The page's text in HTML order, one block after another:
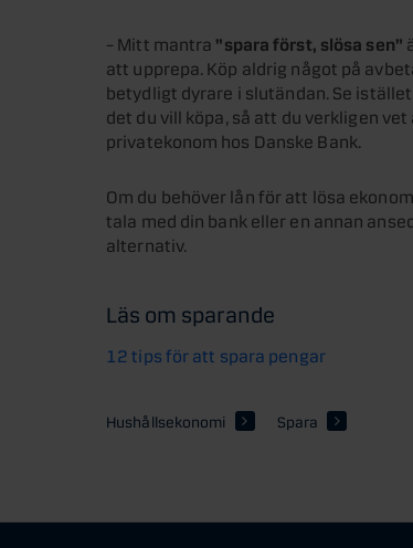
– Mitt mantra ”spara först, slösa sen”
att upprepa. Köp aldrig något på
betydligt dyrare i slutändan. Se
det du vill köpa, så att du verkligen
privatekonom hos Danske Bank.
Om du behöver lån för att lösa
tala med din bank eller en annan
alternativ.
Läs om sparande
12 tips för att spara pengar
Hushållsekonomi Spara